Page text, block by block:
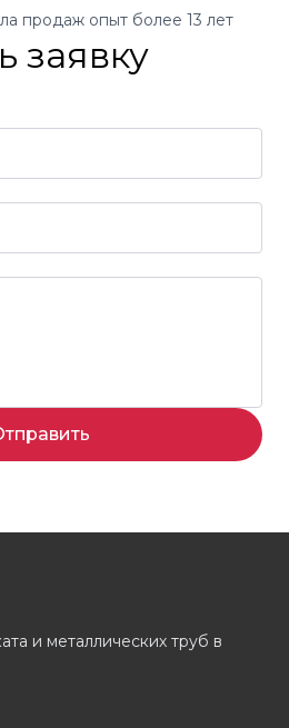
продаж опыт более 13 лет
заявку
и металлических труб в